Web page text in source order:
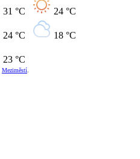
31 °C
24 °C
24 °C
18 °C
23 °C
Meziměstí